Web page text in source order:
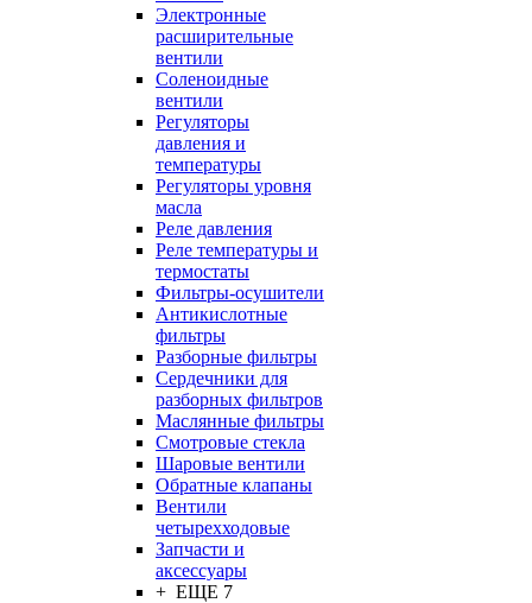
Электронные
расширительные
вентили
Соленоидные
вентили
Регуляторы
давления и
температуры
Регуляторы уровня
масла
Реле давления
Реле температуры и
термостаты
Фильтры-осушители
Антикислотные
фильтры
Разборные фильтры
Сердечники для
разборных фильтров
Маслянные фильтры
Смотровые стекла
Шаровые вентили
Обратные клапаны
Вентили
четырехходовые
Запчасти и
аксессуары
+ ЕЩЕ 7